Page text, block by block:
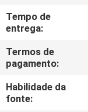
NOS
NOTÍCIA
PEÇA
Tempo de
entrega:
Termos de
pagamento:
Habilidade da
fonte: